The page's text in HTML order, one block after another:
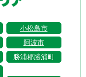
小松島市
阿波市
勝浦郡勝浦町